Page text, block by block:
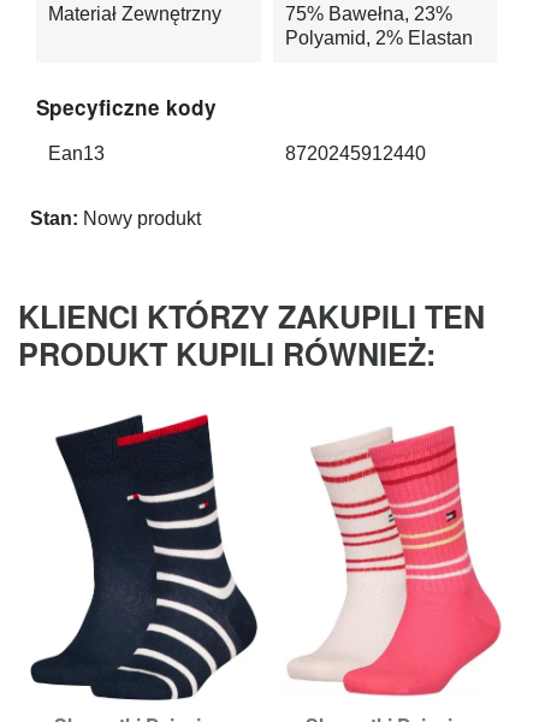
Materiał Zewnętrzny
75% Bawełna, 23%
Polyamid, 2% Elastan
Specyficzne kody
Ean13 8720245912440
Stan: Nowy produkt
KLIENCI KTÓRZY ZAKUPILI TEN
PRODUKT KUPILI RÓWNIEŻ: